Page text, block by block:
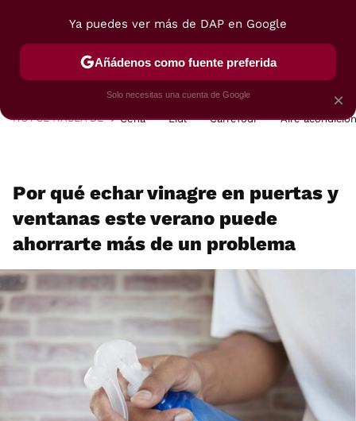
POSTRES VIAJES SELECCIÓN VEGUI
HOY SE HABLA DE Cena Lidl Carrefour Aire
Por qué echar vinagre en puertas y
ventanas este verano puede
ahorrarte más de un problema
×
Ya puedes ver más de DAP en Google
Añádenos como fuente preferida
Solo necesitas una cuenta de Google